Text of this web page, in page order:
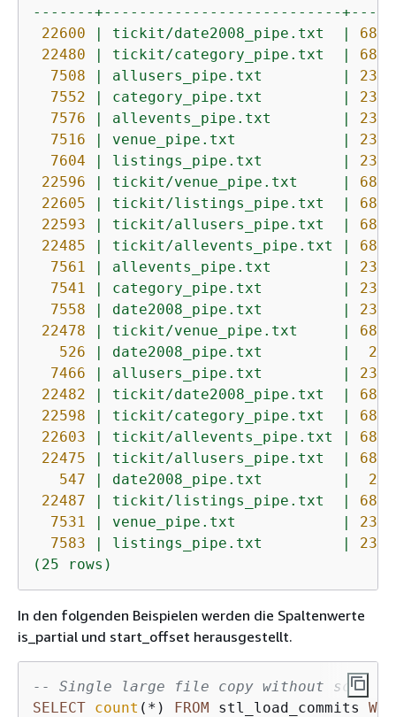
-------+---------------------------
22600
| tickit/date2008_pipe.txt |
22480
| tickit/category_pipe.txt |
7508
| allusers_pipe.txt |
7552
| category_pipe.txt |
7576
| allevents_pipe.txt |
7516
| venue_pipe.txt |
7604
| listings_pipe.txt |
22596
| tickit/venue_pipe.txt |
22605
| tickit/listings_pipe.txt |
22593
| tickit/allusers_pipe.txt |
22485
| tickit/allevents_pipe.txt |
7561
| allevents_pipe.txt |
7541
| category_pipe.txt |
7558
| date2008_pipe.txt |
22478
| tickit/venue_pipe.txt |
526
| date2008_pipe.txt |
7466
| allusers_pipe.txt |
22482
| tickit/date2008_pipe.txt |
22598
| tickit/category_pipe.txt |
22603
| tickit/allevents_pipe.txt |
22475
| tickit/allusers_pipe.txt |
547
| date2008_pipe.txt |
22487
| tickit/listings_pipe.txt |
7531
| venue_pipe.txt |
7583
| listings_pipe.txt |
(25
rows)
In den folgenden Beispielen werden die Spaltenwerte
is_partial und start_offset herausgestellt.
-- Single large file copy without scan
SELECT count ( * ) FROM stl_load_commits